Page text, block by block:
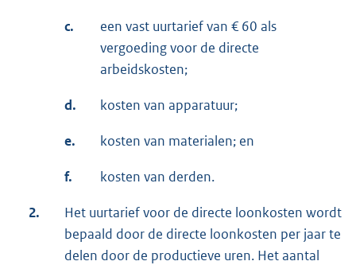
c.
een vast uurtarief van € 60 als
vergoeding voor de directe
arbeidskosten;
d. kosten van apparatuur;
e. kosten van materialen; en
f. kosten van derden.
2.
Het uurtarief voor de directe loonkosten wordt
bepaald door de directe loonkosten per jaar te
delen door de productieve uren. Het aantal